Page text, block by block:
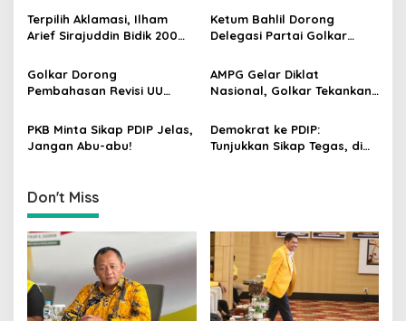
g
a
t
i
o
n
Pilkada
Semakin Solid dan
Dipercaya Rakyat
Terpilih Aklamasi, Ilham
Arief Sirajuddin Bidik 200
Pemilu 2029
Ketum Bahlil Dorong
Delegasi Partai Golkar
Ngabalin Belajar Hilirisasi
Hingga Industrialisasi dari
Golkar Dorong
Pembahasan Revisi UU
Kajian Putusan MK Sudah
Tuntas
AMPG Gelar Diklat
Nasional, Golkar Tekankan
Tantangan Zaman
PKB Minta Sikap PDIP Jelas,
Jangan Abu-abu!
Demokrat ke PDIP:
Tunjukkan Sikap Tegas, di
Don't Miss